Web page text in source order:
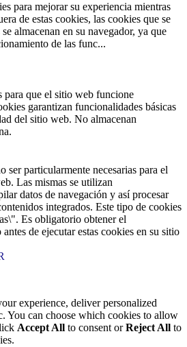
para mejorar su experiencia mientras
de estas cookies, las cookies que se
almacenan en su navegador, ya que
de las func...
para que el sitio web funcione
garantizan funcionalidades básicas
del sitio web. No almacenan
ser particularmente necesarias para el
Las mismas se utilizan
datos de navegación y así procesar
integrados. Este tipo de cookies
Es obligatorio obtener el
de ejecutar estas cookies en su sitio
experience, deliver personalized
You can choose which cookies to allow
Accept All to consent orReject All to